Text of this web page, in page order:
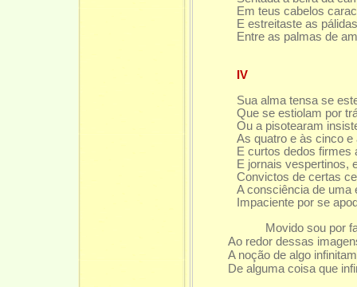
Em teus cabelos
E estreitaste as
Entre as palmas de
IV
Sua alma tensa se
Que se estiolam por
Ou a pisotearam
As quatro e às cinco
E curtos dedos firmes
E jornais vespertinos,
Convictos de certas
A consciência de uma
Impaciente por se
Movido sou por
Ao redor dessas
A noção de algo
De alguma coisa que